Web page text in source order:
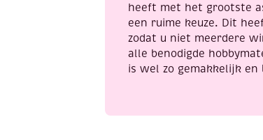
heeft met het grootste
een ruime keuze. Dit
zodat u niet meerdere
alle benodigde
is wel zo gemakkelijk en